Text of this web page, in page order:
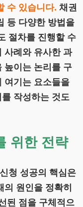
수 있습니다. 채권
등 다양한 방법을
절차를 진행할 수
사례와 유사한 과
높이는 논리를 구
여기는 요소들을
작성하는 것도
위한 전략
청 성공의 핵심은
원인을 정확히
된 점을 구체적으